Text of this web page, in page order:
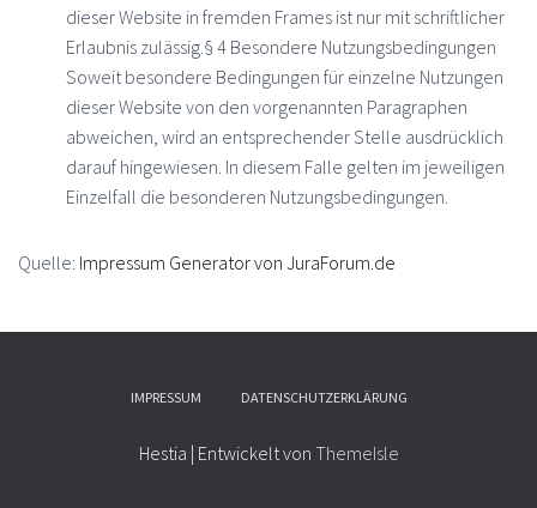
dieser Website in fremden Frames ist nur mit schriftlicher
Erlaubnis zulässig.§ 4 Besondere Nutzungsbedingungen
Soweit besondere Bedingungen für einzelne Nutzungen
dieser Website von den vorgenannten Paragraphen
abweichen, wird an entsprechender Stelle ausdrücklich
darauf hingewiesen. In diesem Falle gelten im jeweiligen
Einzelfall die besonderen Nutzungsbedingungen.
Quelle: Impressum Generator von JuraForum.de
IMPRESSUM DATENSCHUTZERKLÄRUNG
Hestia | Entwickelt von ThemeIsle